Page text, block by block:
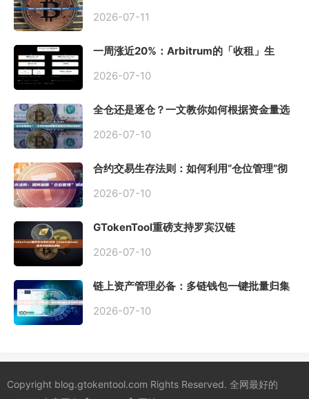
2026-07-11
一周涨近20%：Arbitrum的「收租」生
2026-07-10
全仓还是逐仓？一文教你如何根据资金量选
2026-07-10
合约交易生存法则：如何利用“仓位管理”彻
2026-07-10
GTokenTool重磅支持罗宾汉链
2026-07-10
链上资产管理必备：多链钱包一键批量归集
2026-07-10
Copyright blog.gtokentool.com Rights Reserved. 全网最好的